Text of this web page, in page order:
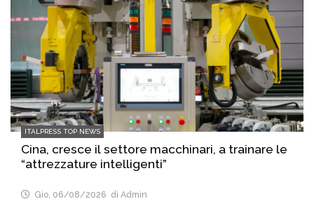
ITALPRESS TOP NEWS
Cina, cresce il settore macchinari, a trainare le
“attrezzature intelligenti”
Gio, 06/08/2026 di Admin